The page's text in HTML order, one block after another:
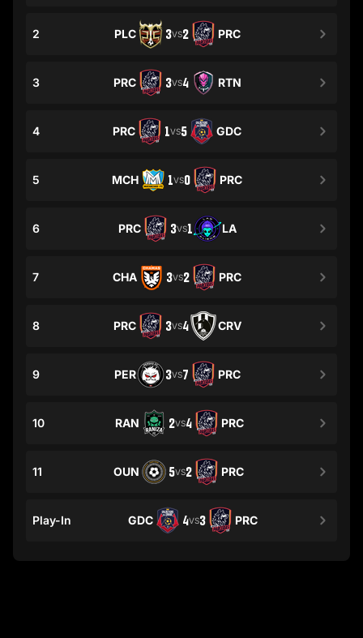
2 PLC 3VS2 PRC
3 PRC 3VS4 RTN
4 PRC 1VS5 GDC
5 MCH 1VS0 PRC
6 PRC 3VS1 LA
7 CHA 3VS2 PRC
8 PRC 3VS4 CRV
9 PER 3VS7 PRC
10 RAN 2VS4 PRC
11 OUN 5VS2 PRC
Play-In GDC 4VS3 PRC